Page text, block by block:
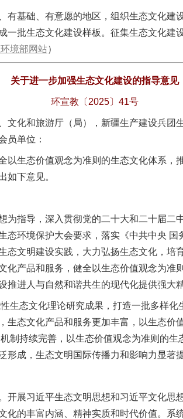
基础、有意愿的地区，组织生态文化建
一批生态文化建设样板。征集生态文化建
境部网站）
关于进一步加强生态文化建设的指导意见
环宣教〔2025〕41号
文化和旅游厅（局），新疆生产建设兵团
员单位：
生态价值观念为准则的生态文化体系，
如下意见。
指导，深入贯彻党的二十大和二十届二
态环境保护大会要求，落实《中共中央 国
态文明建设实践，大力弘扬生态文化，培
化产品和服务，健全以生态价值观念为准
进人与自然和谐共生的现代化提供强大
态文化理论研究成果，打造一批多样化
生态文化产品和服务更加丰富，以生态价
制持续完善，以生态价值观念为准则的
成，生态文明国际传播力和影响力显著提
展习近平生态文明思想和习近平文化思
化的丰富内涵、精神实质和时代价值。系